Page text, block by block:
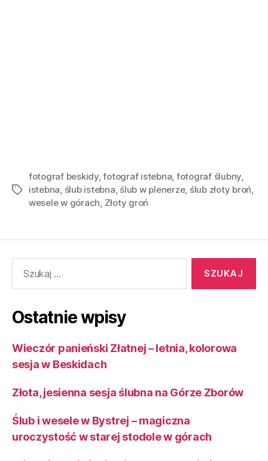
fotograf beskidy,fotograf istebna, fotograf ślubny,
istebna, ślub istebna, ślub w plenerze, ślub złoty broń,
wesele w górach, Złoty groń
Ostatnie wpisy
Wieczór panieński Złatnej – letnia, kolorowa
sesja w Beskidach
Złota, jesienna sesja ślubna na Górze Zborów
Ślub i wesele w Bystrej – magiczna
uroczystość w starej stodole w górach